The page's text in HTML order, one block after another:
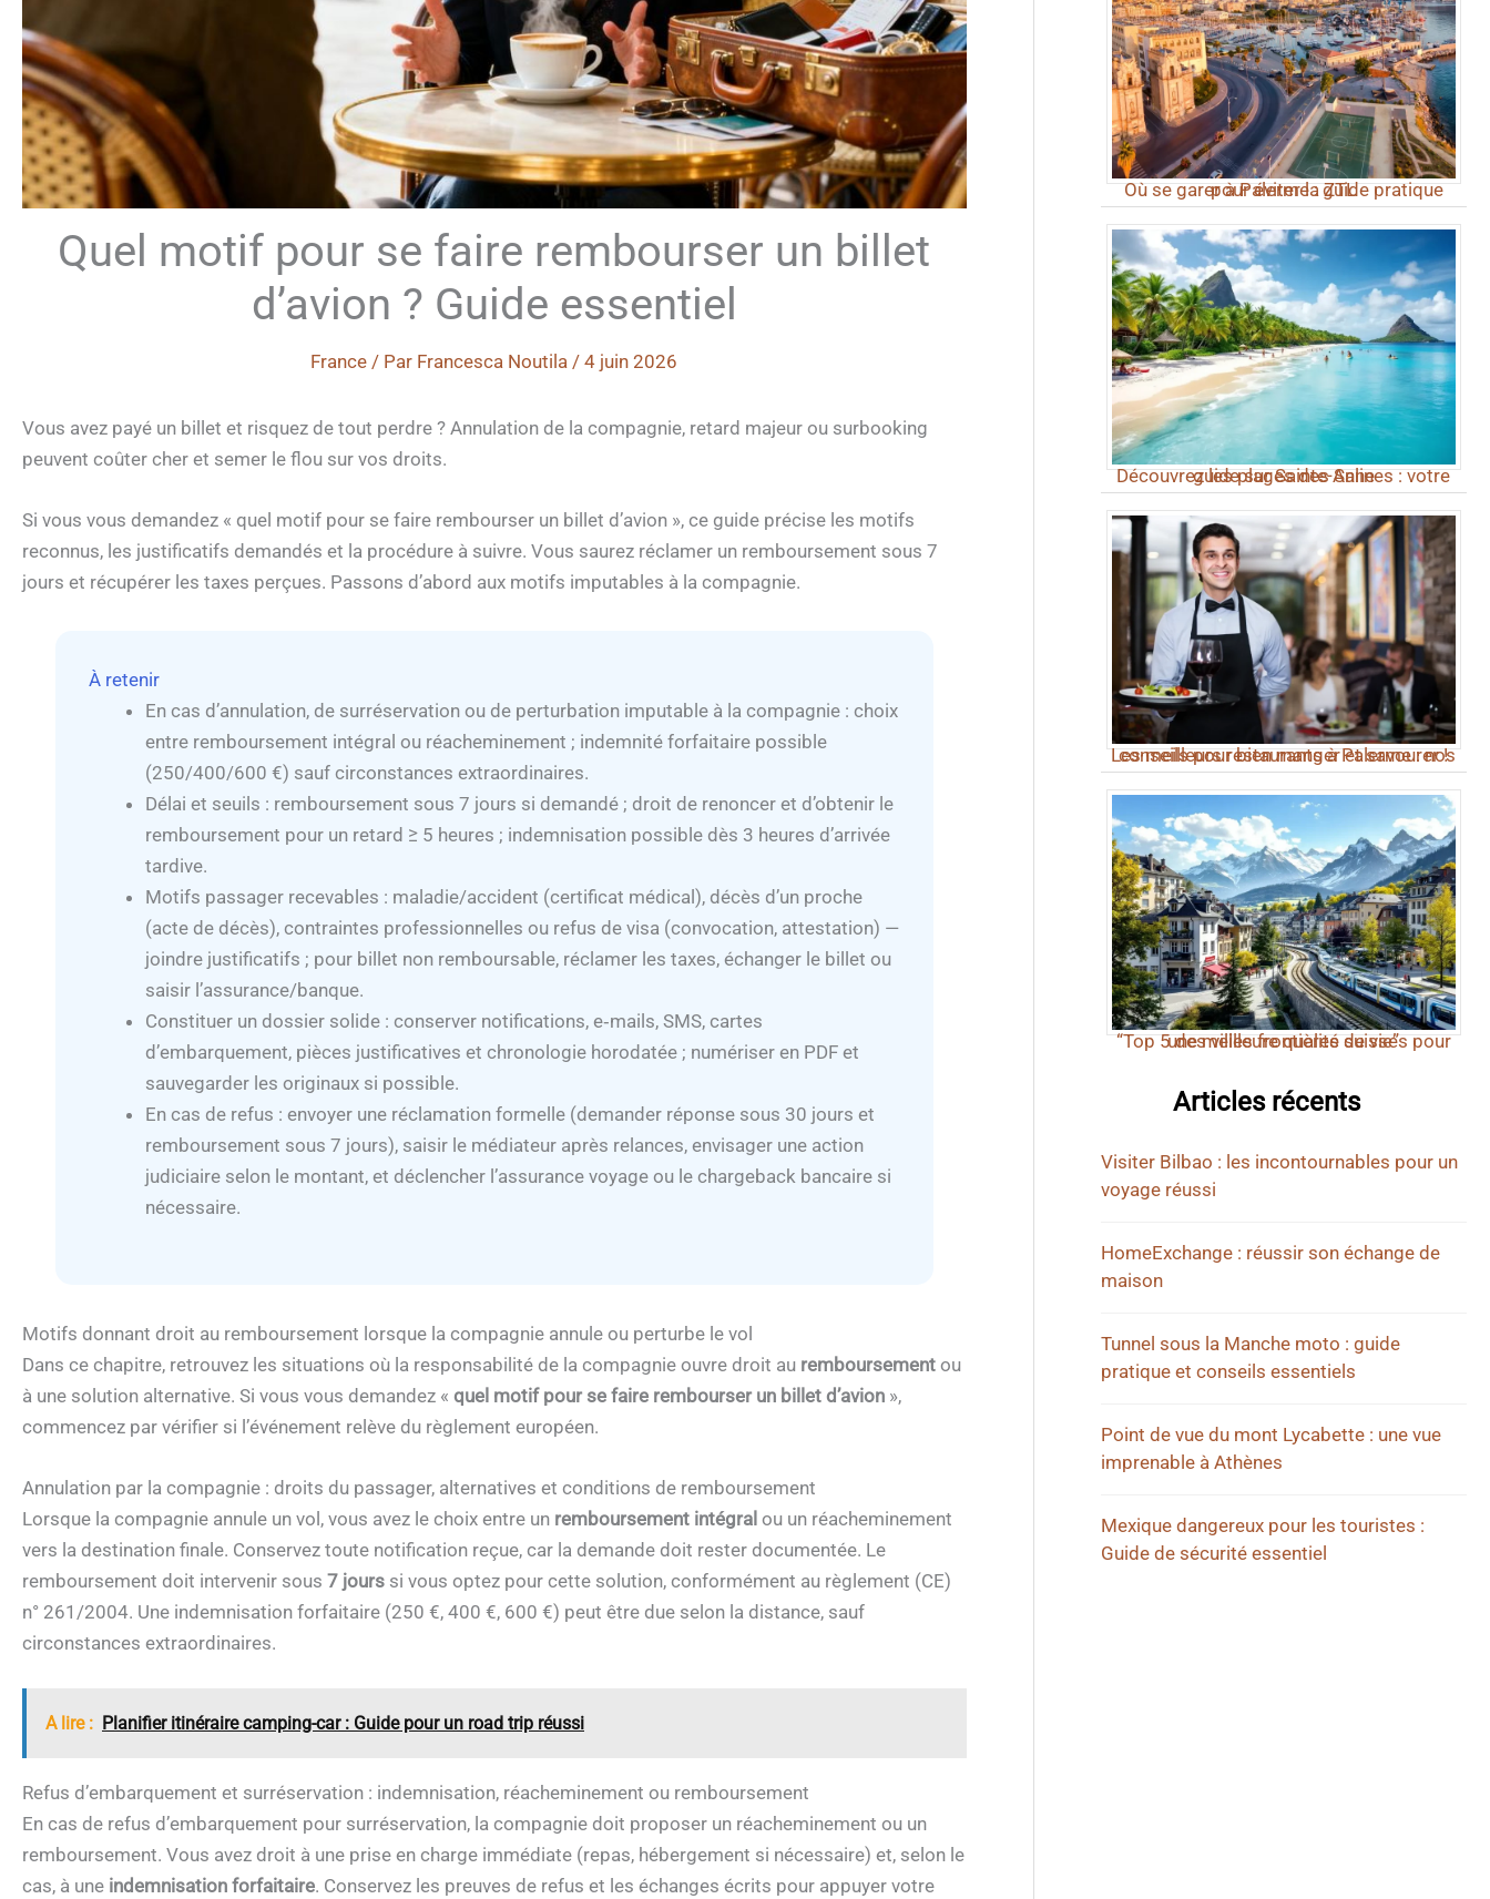
Quel motif pour se faire rembourser un billet
d’avion ? Guide essentiel
France / Par Francesca Noutila/4 juin 2026
Vous avez payé un billet et risquez de tout perdre ? Annulation de la compagnie, retard majeur ou surbooking
peuvent coûter cher et semer le flou sur vos droits.
Si vous vous demandez « quel motif pour se faire rembourser un billet d’avion », ce guide précise les motifs
reconnus, les justificatifs demandés et la procédure à suivre. Vous saurez réclamer un remboursement sous 7
jours et récupérer les taxes perçues. Passons d’abord aux motifs imputables à la compagnie.
À retenir
En cas d’annulation, de surréservation ou de perturbation imputable à la compagnie : choix
entre remboursement intégral ou réacheminement ; indemnité forfaitaire possible
(250/400/600 €) sauf circonstances extraordinaires.
Délai et seuils : remboursement sous 7 jours si demandé ; droit de renoncer et d’obtenir le
remboursement pour un retard ≥ 5 heures ; indemnisation possible dès 3 heures d’arrivée
tardive.
Motifs passager recevables : maladie/accident (certificat médical), décès d’un proche
(acte de décès), contraintes professionnelles ou refus de visa (convocation, attestation) —
joindre justificatifs ; pour billet non remboursable, réclamer les taxes, échanger le billet ou
saisir l’assurance/banque.
Constituer un dossier solide : conserver notifications, e‑mails, SMS, cartes
d’embarquement, pièces justificatives et chronologie horodatée ; numériser en PDF et
sauvegarder les originaux si possible.
En cas de refus : envoyer une réclamation formelle (demander réponse sous 30 jours et
remboursement sous 7 jours), saisir le médiateur après relances, envisager une action
judiciaire selon le montant, et déclencher l’assurance voyage ou le chargeback bancaire si
nécessaire.
Motifs donnant droit au remboursement lorsque la compagnie annule ou perturbe le vol
Dans ce chapitre, retrouvez les situations où la responsabilité de la compagnie ouvre droit au remboursement ou
à une solution alternative. Si vous vous demandez « quel motif pour se faire rembourser un billet d’avion »,
commencez par vérifier si l’événement relève du règlement européen.
Annulation par la compagnie : droits du passager, alternatives et conditions de remboursement
Lorsque la compagnie annule un vol, vous avez le choix entre un remboursement intégral ou un réacheminement
vers la destination finale. Conservez toute notification reçue, car la demande doit rester documentée. Le
remboursement doit intervenir sous 7 jours si vous optez pour cette solution, conformément au règlement (CE)
n° 261/2004. Une indemnisation forfaitaire (250 €, 400 €, 600 €) peut être due selon la distance, sauf
circonstances extraordinaires.
A lire : Planifier itinéraire camping-car : Guide pour un road trip réussi
Refus d’embarquement et surréservation : indemnisation, réacheminement ou remboursement
En cas de refus d’embarquement pour surréservation, la compagnie doit proposer un réacheminement ou un
remboursement. Vous avez droit à une prise en charge immédiate (repas, hébergement si nécessaire) et, selon le
cas, à une indemnisation forfaitaire. Conservez les preuves de refus et les échanges écrits pour appuyer votre
Où se garer à Palerme : guide pratique pour éviter la ZTL
Découvrez les plages des Salines : votre guide sur Sainte-Anne
Les meilleurs restaurants à Palerme : nos conseils pour bien manger et savourer !
“Top 5 des villes frontières suisses pour une meilleure qualité de vie”
Articles récents
Visiter Bilbao : les incontournables pour un
voyage réussi
HomeExchange : réussir son échange de
maison
Tunnel sous la Manche moto : guide
pratique et conseils essentiels
Point de vue du mont Lycabette : une vue
imprenable à Athènes
Mexique dangereux pour les touristes :
Guide de sécurité essentiel